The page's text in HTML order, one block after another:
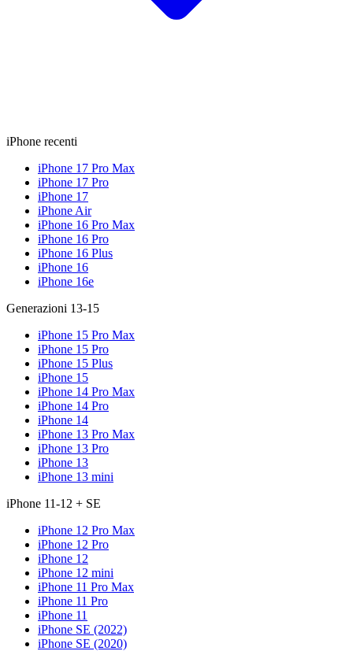
iPhone recenti
iPhone 17 Pro Max
iPhone 17 Pro
iPhone 17
iPhone Air
iPhone 16 Pro Max
iPhone 16 Pro
iPhone 16 Plus
iPhone 16
iPhone 16e
Generazioni 13-15
iPhone 15 Pro Max
iPhone 15 Pro
iPhone 15 Plus
iPhone 15
iPhone 14 Pro Max
iPhone 14 Pro
iPhone 14
iPhone 13 Pro Max
iPhone 13 Pro
iPhone 13
iPhone 13 mini
iPhone 11-12 + SE
iPhone 12 Pro Max
iPhone 12 Pro
iPhone 12
iPhone 12 mini
iPhone 11 Pro Max
iPhone 11 Pro
iPhone 11
iPhone SE (2022)
iPhone SE (2020)